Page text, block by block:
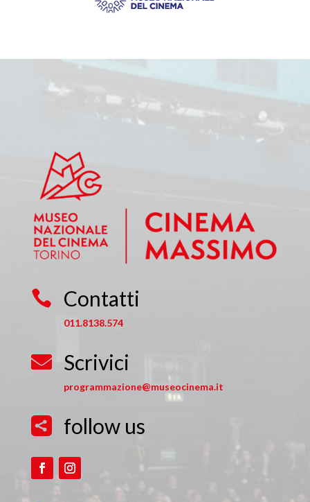
 Contatti
011.8138.574
 Scrivici
programmazione@museocinema.it
 follow us